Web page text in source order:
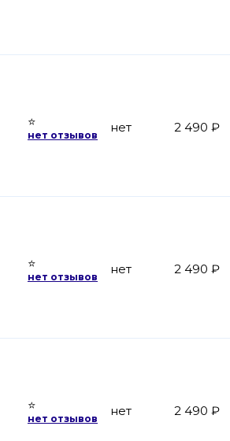
⭐
нет отзывов
нет 2 490 ₽
⭐
нет отзывов
нет 2 490 ₽
⭐
нет отзывов
нет 2 490 ₽